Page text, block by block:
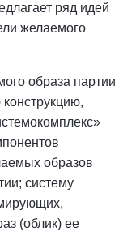
ряд идей
желаемого
образа партии
образов
систему
(облик) ее